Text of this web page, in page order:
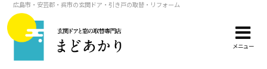
広島市・安芸郡・呉市の玄関ドア・引き戸の取替・リフォーム
メニュー